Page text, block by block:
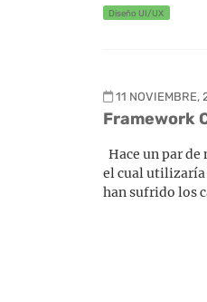
Diseño UI/UX
11 NOVIEMBRE,
Framework
Hace un par
el cual utilizaría
han sufrido los